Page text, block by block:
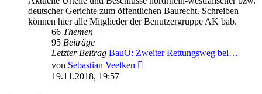
deutscher Gerichte zum öffentlichen Baurecht. Schreiben
können hier alle Mitglieder der Benutzergruppe AK bab.
66 Themen
95 Beiträge
Letzter Beitrag BauO: Zweiter Rettungsweg bei…
von Sebastian Veelken
19.11.2018, 19:57